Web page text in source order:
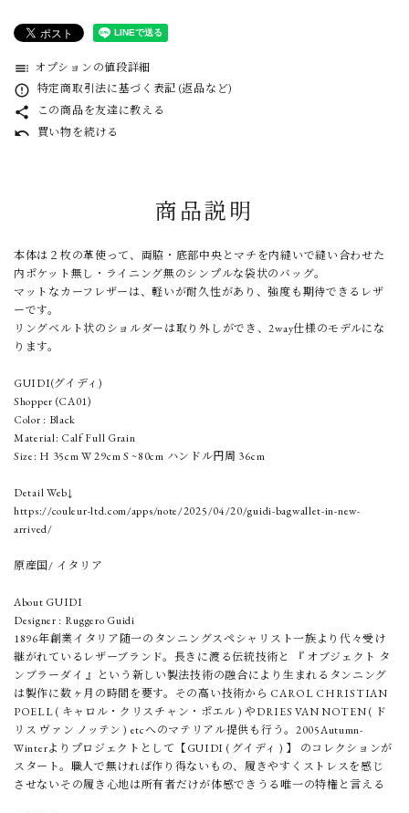
toc オプションの値段詳細
error_outline 特定商取引法に基づく表記 (返品など)
share この商品を友達に教える
undo 買い物を続ける
商品説明
本体は２枚の革使って、両脇・底部中央とマチを内縫いで縫い合わせた
内ポケット無し・ライニング無のシンプルな袋状のバッグ。
マットなカーフレザーは、軽いが耐久性があり、強度も期待できるレザ
ーです。
リングベルト状のショルダーは取り外しができ、2way仕様のモデルにな
ります。
GUIDI(グイディ)
Shopper (CA01)
Color : Black
Material: Calf Full Grain
Size: H 35cm W 29cm S ~80cm ハンドル円周 36cm
Detail Web↓
https://couleur-ltd.com/apps/note/2025/04/20/guidi-bagwallet-in-new-
arrived/
原産国/ イタリア
About GUIDI
Designer : Ruggero Guidi
1896年創業イタリア随一のタンニングスペシャリスト一族より代々受け
継がれているレザーブランド。長きに渡る伝統技術と 『 オブジェクト タ
ンブラーダイ 』という新しい製法技術の融合により生まれるタンニング
は製作に数ヶ月の時間を要す。その高い技術から CAROL CHRISTIAN
POELL ( キャロル・クリスチャン・ポエル ) やDRIES VAN NOTEN ( ド
リス ヴァン ノッテン ) etcへのマテリアル提供も行う。2005Autumn-
Winterよりプロジェクトとして【GUIDI ( グイディ ) 】 のコレクションが
スタート。職人で無ければ作り得ないもの、履きやすくストレスを感じ
させないその履き心地は所有者だけが体感できうる唯一の特権と言える